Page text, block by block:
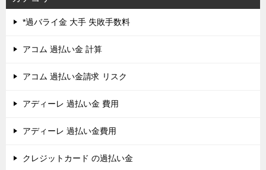
*過バライ金 大手 失敗手数料
アコム 過払い金 計算
アコム 過払い金請求 リスク
アディーレ 過払い金 費用
アディーレ 過払い金費用
クレジットカード の過払い金